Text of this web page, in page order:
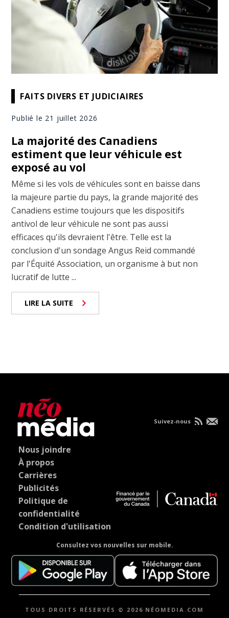
FAITS DIVERS ET JUDICIAIRES
Publié le 21 juillet 2026
La majorité des Canadiens
estiment que leur véhicule est
exposé au vol
Même si les vols de véhicules sont en baisse dans
la majeure partie du pays, la grande majorité des
Canadiens estime toujours que les dispositifs
antivol de leur véhicule ne sont pas aussi
efficaces qu'ils devraient l'être. Telle est la
conclusion d'un sondage Angus Reid commandé
par l'Équité Association, un organisme à but non
lucratif de lutte ...
LIRE LA SUITE
Nous joindre
À propos
Carrières
Publicités
Politique de
confidentialité
Condition d'utilisation
Consultez vos nouvelles sur mobile.
Suivez-nous
TOUS DROITS RÉSERVÉS © 2026 NÉOMEDIA.COM